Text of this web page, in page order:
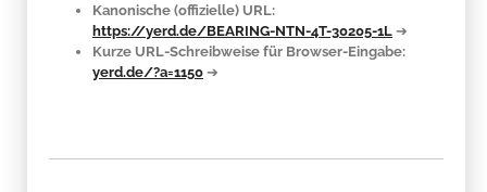
Kanonische (offizielle) URL:
https://yerd.de/BEARING-NTN-4T-30205-1L ➔
Kurze URL-Schreibweise für Browser-Eingabe:
yerd.de/?a=1150 ➔